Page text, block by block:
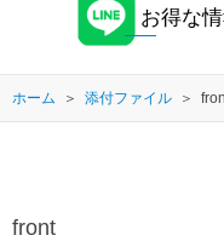
お得な
ホーム 添付ファイル
front